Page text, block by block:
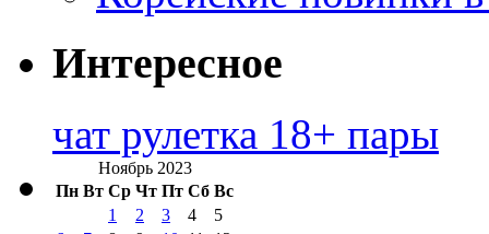
Интересное
чат рулетка 18+ пары
Ноябрь 2023
Пн Вт Ср Чт Пт Сб Вс
1
2 3 4
5